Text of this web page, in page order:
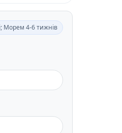
Морем 4-6 тижнів